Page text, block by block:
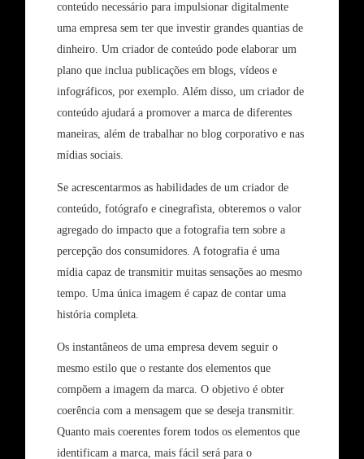
conteúdo necessário para impulsionar digitalmente
uma empresa sem ter que investir grandes quantias de
dinheiro. Um criador de conteúdo pode elaborar um
plano que inclua publicações em blogs, vídeos e
infográficos, por exemplo. Além disso, um criador de
conteúdo ajudará a promover a marca de diferentes
maneiras, além de trabalhar no blog corporativo e nas
mídias sociais.
Se acrescentarmos as habilidades de um criador de
conteúdo, fotógrafo e cinegrafista, obteremos o valor
agregado do impacto que a fotografia tem sobre a
percepção dos consumidores. A fotografia é uma
mídia capaz de transmitir muitas sensações ao mesmo
tempo. Uma única imagem é capaz de contar uma
história completa.
Os instantâneos de uma empresa devem seguir o
mesmo estilo que o restante dos elementos que
compõem a imagem da marca. O objetivo é obter
coerência com a mensagem que se deseja transmitir.
Quanto mais coerentes forem todos os elementos que
identificam a marca, mais fácil será para o